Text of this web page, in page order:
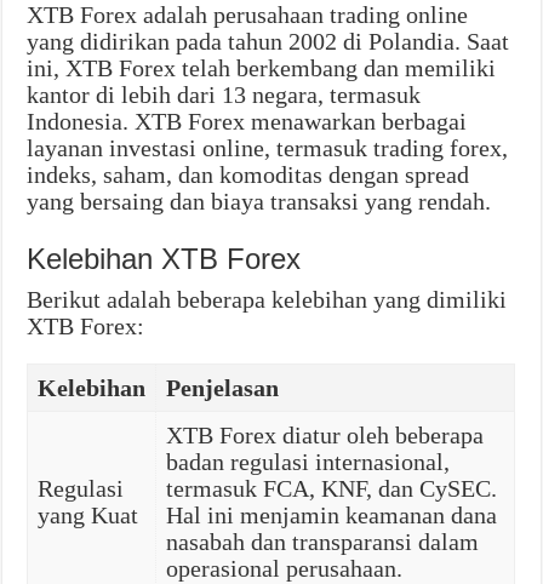
XTB Forex adalah perusahaan trading online
yang didirikan pada tahun 2002 di Polandia. Saat
ini, XTB Forex telah berkembang dan memiliki
kantor di lebih dari 13 negara, termasuk
Indonesia. XTB Forex menawarkan berbagai
layanan investasi online, termasuk trading forex,
indeks, saham, dan komoditas dengan spread
yang bersaing dan biaya transaksi yang rendah.
Kelebihan XTB Forex
Berikut adalah beberapa kelebihan yang dimiliki
XTB Forex:
Kelebihan Penjelasan
Regulasi
yang Kuat
XTB Forex diatur oleh beberapa
badan regulasi internasional,
termasuk FCA, KNF, dan CySEC.
Hal ini menjamin keamanan dana
nasabah dan transparansi dalam
operasional perusahaan.